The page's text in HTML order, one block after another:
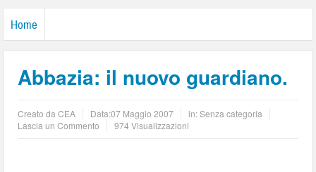
Home
Abbazia: il nuovo guardiano.
Creato daCEA Data:07 Maggio 2007
in: Senza categoria
Lascia un Commento
974 Visualizzazioni